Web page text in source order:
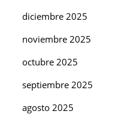
diciembre 2025
noviembre 2025
octubre 2025
septiembre 2025
agosto 2025